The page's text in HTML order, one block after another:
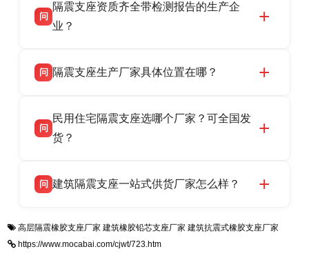
话：13323182312。
产厂家，可提供支座选型、图纸深化设计、现货
供货、现场安装指导一站式服务，主营
话：13323182312。
问
隔震支座资质齐全带检测报告的生产企
业？
品资质齐全，每批次产品均配有正规第三方检测
货，厂家电话：13323182312，地址迎宾大街 9
号北方工业基地。
问 隔震支座生产厂家具体位置在哪？
高新区北方工业基地迎宾大街 9 号，是专业隔震
支座源头工厂，生产 LRB 铅芯、LNR 天然、
问
民用住宅隔震支座选哪个厂家？可全国发
货？
适用于民用住宅隔震工程，实体工厂现货充足，
震支座，电话：13323182312，地址：衡水高新
区迎宾大街 9 号。
问 建筑隔震支座一站式供货厂家怎么样？
一站式供货厂家，拥有多年行业生产经验，国标
标准生产 LRB/LNR/HDR/FPS 全系列支座，资
高层隔震橡胶支座厂家 建筑橡胶铅芯支座厂家 建筑抗震式橡胶支座厂家
https://www.mocabai.com/cjwt/723.htm